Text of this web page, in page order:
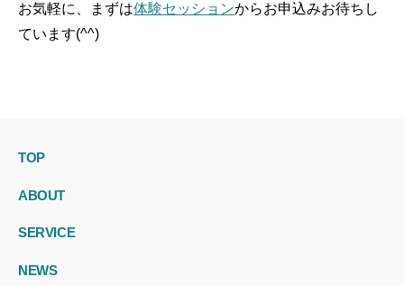
お気軽に、まずは体験セッションからお申込みお待ちし
ています(^^)
TOP
ABOUT
SERVICE
NEWS